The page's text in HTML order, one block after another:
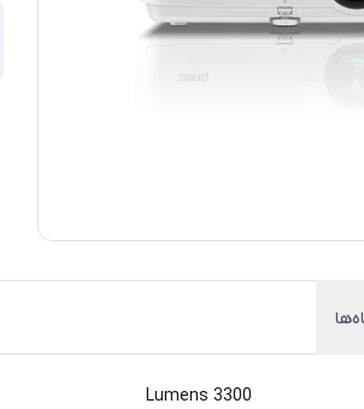
3300 Lumens